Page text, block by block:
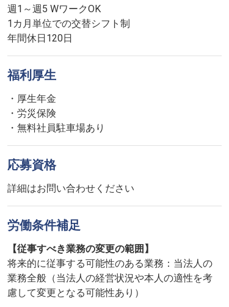
週1～週5 WワークOK
1カ月単位での交替シフト制
年間休日120日
福利厚生
・厚生年金
・労災保険
・無料社員駐車場あり
応募資格
詳細はお問い合わせください
労働条件補足
【従事すべき業務の変更の範囲】
将来的に従事する可能性のある業務：当法人の
業務全般（当法人の経営状況や本人の適性を考
慮して変更となる可能性あり）